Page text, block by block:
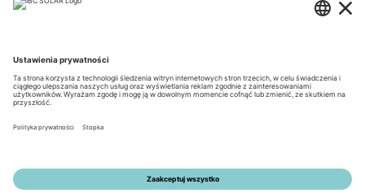
Merkmale
Downloads